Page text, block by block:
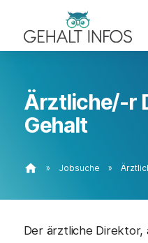
Ärztliche/-r
Gehalt
home » Jobsuche »
Der ärztliche Direktor,